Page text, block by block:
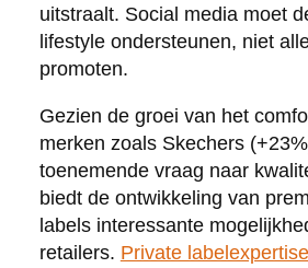
uitstraalt. Social media moet
lifestyle ondersteunen, niet
promoten.
Gezien de groei van het
merken zoals Skechers
toenemende vraag naar
biedt de ontwikkeling van
labels interessante
retailers. Private labelexpertise